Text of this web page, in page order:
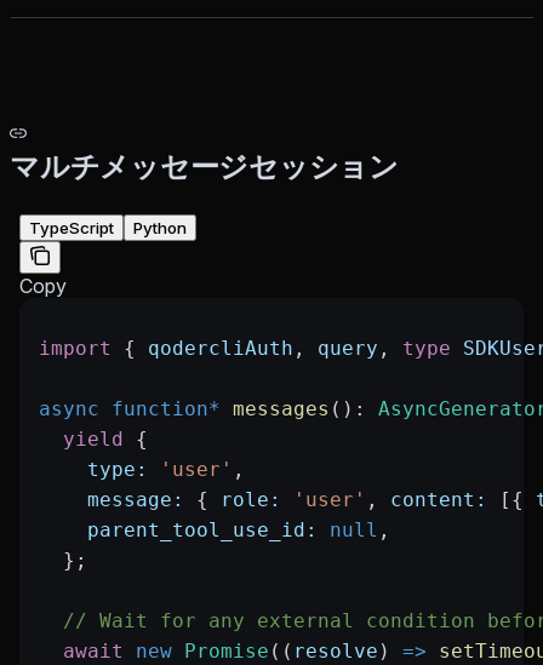
マルチメッセージセッション
TypeScript Python
Copy
import { qodercliAuth , query , type
async function* messages () :
  yield
{
    type:
'user' ,
    message:
{ role: 'user' , content: [{
    parent_tool_use_id:
null ,
  };
// Wait for any external condition
  await
new Promise (( resolve ) =>